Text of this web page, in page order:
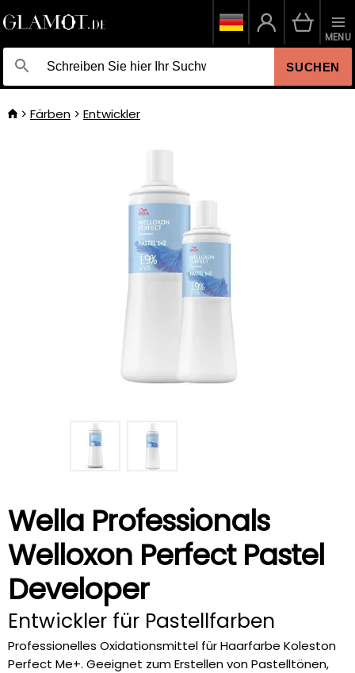
SUCHEN
MENU
Färben Entwickler
Wella Professionals
Welloxon Perfect Pastel
Developer
Entwickler für Pastellfarben
Professionelles Oxidationsmittel für Haarfarbe Koleston
Perfect Me+. Geeignet zum Erstellen von Pastelltönen,